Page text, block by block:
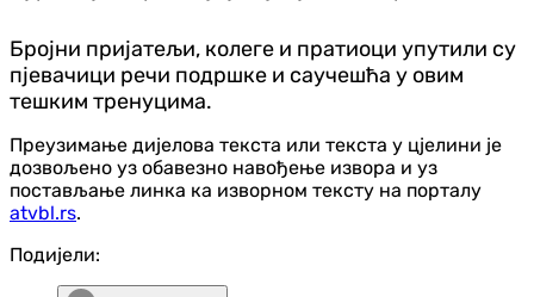
Бројни пријатељи, колеге и пратиоци упутили су
пјевачици речи подршке и саучешћа у овим
тешким тренуцима.
Преузимање дијелова текста или текста у цјелини је
дозвољено уз обавезно навођење извора и уз
постављање линка ка изворном тексту на порталу
atvbl.rs.
Подијели: